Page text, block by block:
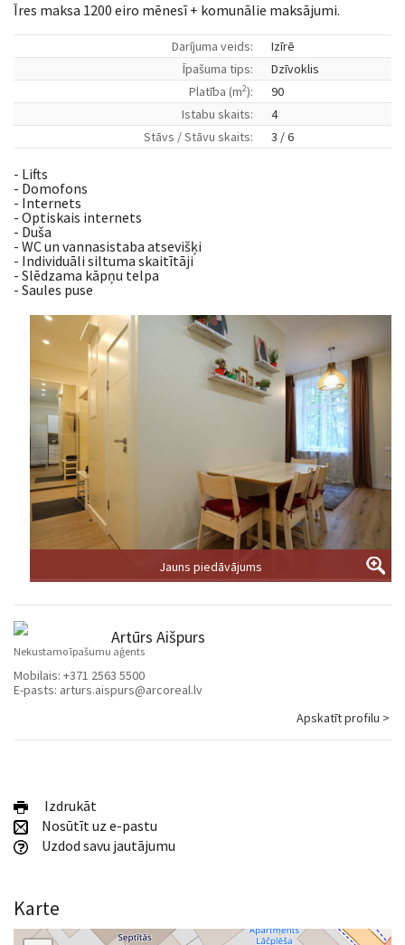
Īres maksa 1200 eiro mēnesī + komunālie maksājumi.
Darījuma veids:
Izīrē
Īpašuma tips:
Dzīvoklis
Platība (m2):
90
Istabu skaits:
4
Stāvs / Stāvu skaits:
3 / 6
- Lifts
- Domofons
- Internets
- Optiskais internets
- Duša
- WC un vannasistaba atsevišķi
- Individuāli siltuma skaitītāji
- Slēdzama kāpņu telpa
- Saules puse
Jauns piedāvājums
Artūrs Aišpurs
Nekustamo īpašumu aģents
Mobilais: +371 2563 5500
E-pasts: arturs.aispurs@arcoreal.lv
Apskatīt profilu >
Izdrukāt
Nosūtīt uz e-pastu
Uzdod savu jautājumu
Karte